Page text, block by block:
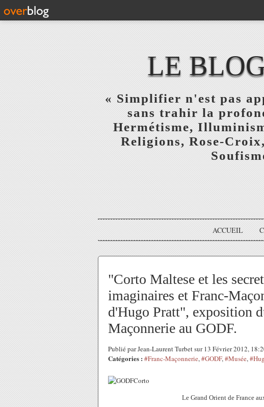
LE
« Simplifier n'est pas
sans trahir la
Hermétisme,
Religions, Rose-
ACCUEIL
"Corto Maltese et les
imaginaires et Franc-
d'Hugo Pratt", exposition
Maçonnerie au GODF.
Publié par Jean-Laurent Turbet sur 13 Février 2012,
Catégories : #Franc-Maçonnerie,#GODF,#Musée,
Le Grand Orient de France